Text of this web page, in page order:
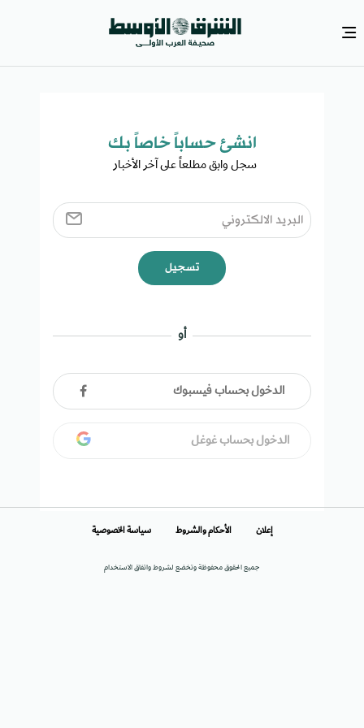
انشئ حساباً خاصاً بك​
سجل وابق مطلعاً على آخر الأخبار ​
تسجيل
أو
الدخول بحساب فيسبوك
الدخول بحساب غوغل
جميع الحقوق محفوظة وتخضع لشروط واتفاق الاستخدام
إعلان الأحكام والشروط سياسة الخصوصية